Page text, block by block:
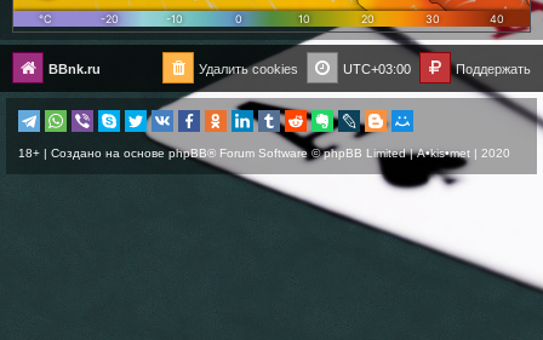
BBnk.ru Поддержать
UTC+03:00
Удалить cookies
18+ | Создано на основе phpBB® Forum Software © phpBB Limited |A•kis•met | 2020